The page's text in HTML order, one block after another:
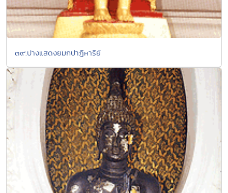
๓๙.ปางแสดงยมกปาฏิหาริย์